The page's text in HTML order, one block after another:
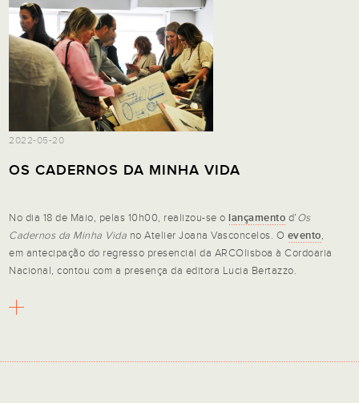
2022-05-20
OS CADERNOS DA MINHA VIDA
No dia 18 de Maio, pelas 10h00, realizou-se o lançamento d’Os
Cadernos da Minha Vida no Atelier Joana Vasconcelos. O evento,
em antecipação do regresso presencial da ARCOlisboa à Cordoaria
Nacional, contou com a presença da editora Lucia Bertazzo.